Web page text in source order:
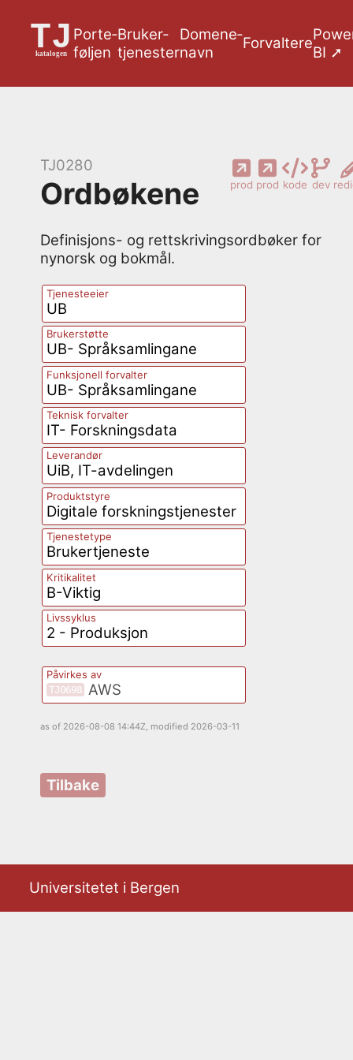
Porte­
føljen
Bruker­
tjenester
Domene­
navn
ForvaltereBI ➚
prod prod kode dev
TJ0280
Ordbøkene
Definisjons- og rettskrivingsordbøker for
nynorsk og bokmål.
Tjenesteeier
UB
Brukerstøtte
UB- Språksamlingane
Funksjonell forvalter
UB- Språksamlingane
Teknisk forvalter
IT- Forskningsdata
Leverandør
UiB, IT-avdelingen
Produktstyre
Digitale forskningstjenester
Tjenestetype
Brukertjeneste
Kritikalitet
B-Viktig
Livssyklus
2 - Produksjon
Påvirkes av
TJ0698 AWS
as of 2026-08-08 14:44Z, modified 2026-03-11
Tilbake
Universitetet i Bergen